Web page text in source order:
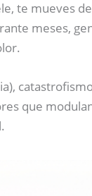
te mueves
meses,
que